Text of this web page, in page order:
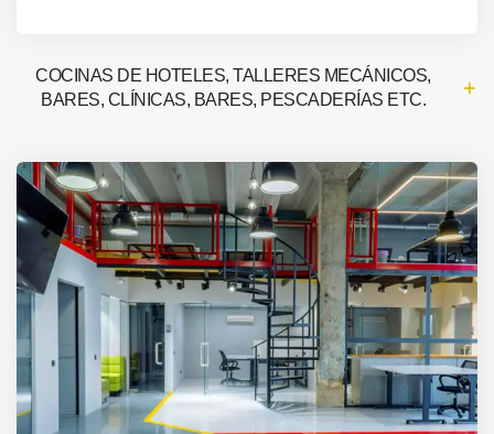
COCINAS DE HOTELES, TALLERES MECÁNICOS,
BARES, CLÍNICAS, BARES, PESCADERÍAS ETC.